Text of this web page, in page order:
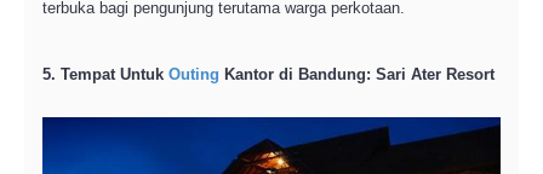
terbuka bagi pengunjung terutama warga perkotaan.
5. Tempat Untuk Outing Kantor di Bandung: Sari Ater Resort